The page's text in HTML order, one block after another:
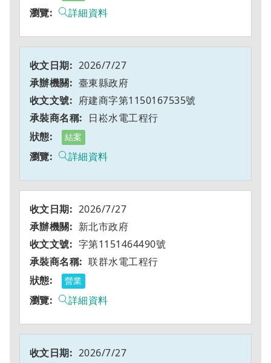
詳細資料
2026/7/27
臺東縣政府
府建商字第1150167535號
日崧水電工程行
結案
詳細資料
2026/7/27
新北市政府
字第1151464490號
联群水電工程行
營業
詳細資料
2026/7/27